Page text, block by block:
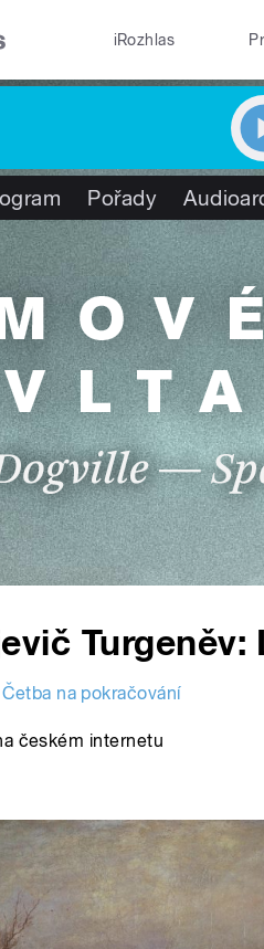
iRozhlas
Pořady
Četba na pokračování
českém internetu